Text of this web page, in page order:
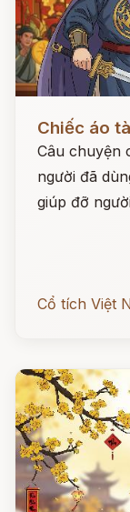
Đọc ngay
Chiếc áo
Câu chuyện
người đã
giúp đỡ
Cổ tích Việt